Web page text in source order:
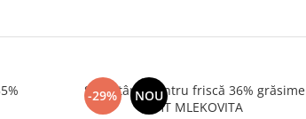
-29% NOU
Smântână pentru friscă 36% grăsime
UHT MLEKOVITA